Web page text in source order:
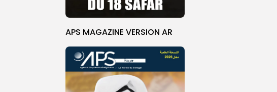
APS MAGAZINE VERSION AR